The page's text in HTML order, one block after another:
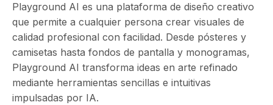
Playground AI es una plataforma de diseño creativo
que permite a cualquier persona crear visuales de
calidad profesional con facilidad. Desde pósteres y
camisetas hasta fondos de pantalla y monogramas,
Playground AI transforma ideas en arte refinado
mediante herramientas sencillas e intuitivas
impulsadas por IA.